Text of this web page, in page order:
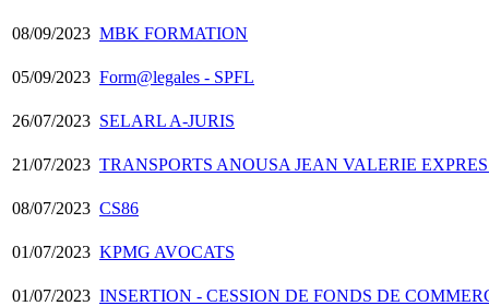
08/09/2023 MBK FORMATION
05/09/2023 Form@legales - SPFL
26/07/2023 SELARL A-JURIS
21/07/2023 TRANSPORTS ANOUSA JEAN VALERIE
08/07/2023 CS86
01/07/2023 KPMG AVOCATS
01/07/2023 INSERTION - CESSION DE FONDS DE